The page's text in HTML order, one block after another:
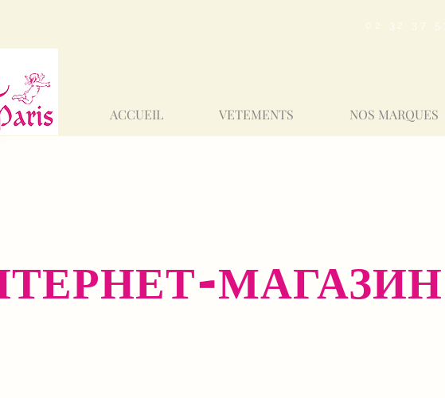
02 32 37
ACCUEIL VETEMENTS NOS MARQUES
МАГАЗИН